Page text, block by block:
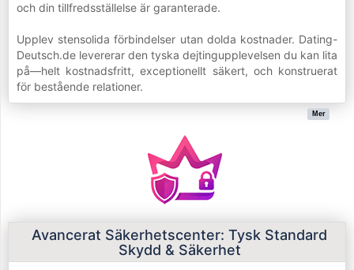
och din tillfredsställelse är garanterade.
Upplev stensolida förbindelser utan dolda kostnader. Dating-
Deutsch.de levererar den tyska dejtingupplevelsen du kan lita
på—helt kostnadsfritt, exceptionellt säkert, och konstruerat
för bestående relationer.
Mer
Avancerat Säkerhetscenter: Tysk Standard
Skydd & Säkerhet